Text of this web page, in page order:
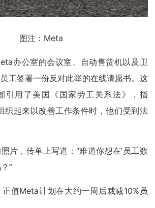
图注：Meta
办公室的会议室、自动售货机以及卫
工签署一份反对此举的在线请愿书。这
引用了美国《国家劳工关系法》，指
织起来以改善工作条件时，他们受到法
片，传单上写道：“难道你想在‘员工数
”
值Meta计划在大约一周后裁减10%员